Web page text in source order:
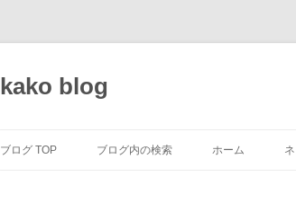
テ
ン
ッ
kako blog
ブログ TOP ブログ内の検索 ホーム